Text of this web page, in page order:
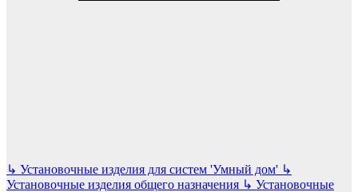
↳ Установочные изделия для систем 'Умный дом' ↳
Установочные изделия общего назначения ↳ Установочные